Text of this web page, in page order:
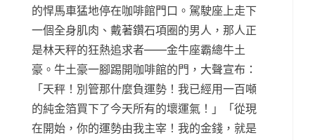
的悍馬車猛地停在咖啡館門口。駕駛座上走下
一個全身肌肉、戴著鑽石項圈的男人，那人正
是林天秤的狂熱追求者——金牛座霸總牛土
豪。牛土豪一腳踢開咖啡館的門，大聲宣布：
「天秤！別管那什麼負運勢！我已經用一百噸
的純金箔買下了今天所有的壞運氣！」「從現
在開始，你的運勢由我主宰！我的金錢，就是